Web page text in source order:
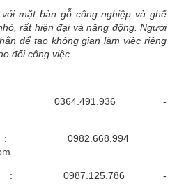
mặt bàn gỗ công nghiệp và ghế
rất hiện đại và năng động. Người
để tạo không gian làm việc riêng
đổi công việc.
(Mr): 0364.491.936 -
(Mr) : 0982.668.994
: 0987.125.786 -